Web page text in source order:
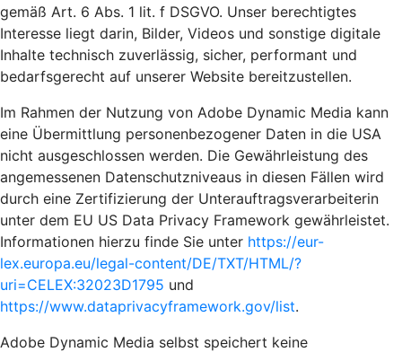
gemäß Art. 6 Abs. 1 lit. f DSGVO. Unser berechtigtes
Interesse liegt darin, Bilder, Videos und sonstige digitale
Inhalte technisch zuverlässig, sicher, performant und
bedarfsgerecht auf unserer Website bereitzustellen.
Im Rahmen der Nutzung von Adobe Dynamic Media kann
eine Übermittlung personenbezogener Daten in die USA
nicht ausgeschlossen werden. Die Gewährleistung des
angemessenen Datenschutzniveaus in diesen Fällen wird
durch eine Zertifizierung der Unterauftragsverarbeiterin
unter dem EU US Data Privacy Framework gewährleistet.
Informationen hierzu finde Sie unter https://eur-
lex.europa.eu/legal-content/DE/TXT/HTML/?
uri=CELEX:32023D1795 und
https://www.dataprivacyframework.gov/list.
Adobe Dynamic Media selbst speichert keine